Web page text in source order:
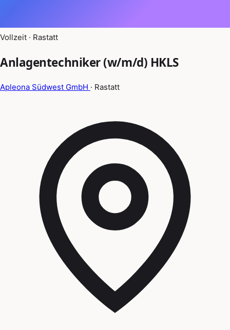
Vollzeit · Rastatt
Anlagentechniker (w/m/d) HKLS
Apleona Südwest GmbH · Rastatt